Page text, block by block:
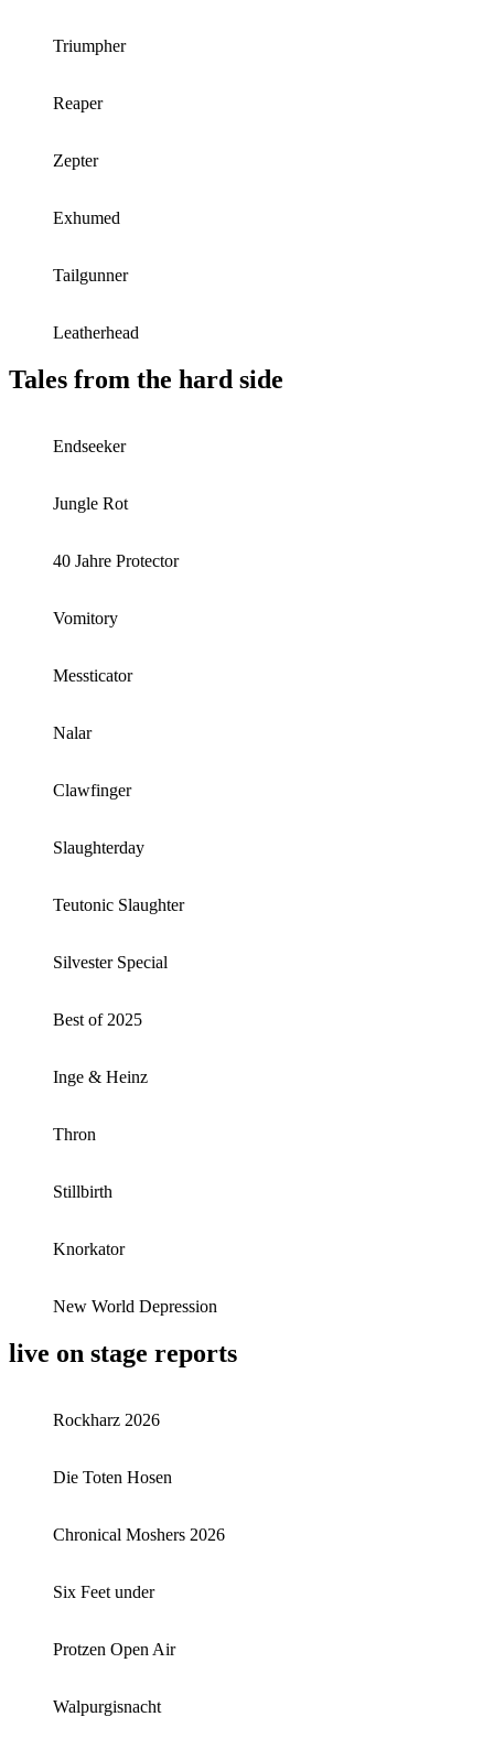
Triumpher
Reaper
Zepter
Exhumed
Tailgunner
Leatherhead
Tales from the hard side
Endseeker
Jungle Rot
40 Jahre Protector
Vomitory
Messticator
Nalar
Clawfinger
Slaughterday
Teutonic Slaughter
Silvester Special
Best of 2025
Inge & Heinz
Thron
Stillbirth
Knorkator
New World Depression
live on stage reports
Rockharz 2026
Die Toten Hosen
Chronical Moshers 2026
Six Feet under
Protzen Open Air
Walpurgisnacht